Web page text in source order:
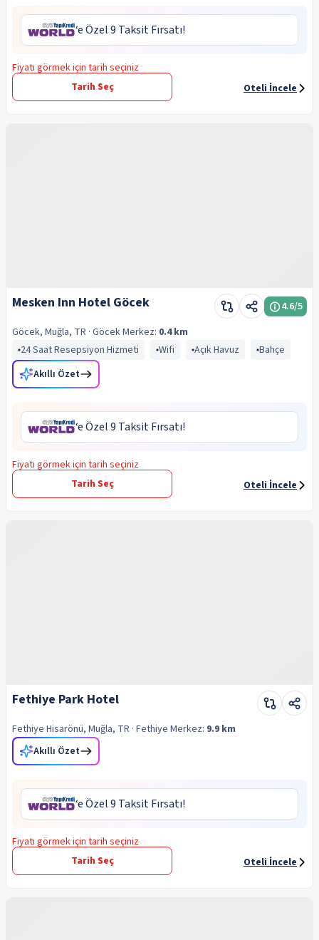
‘e Özel 9 Taksit Fırsatı!
Fiyatı görmek için tarih seçiniz
Tarih Seç
Oteli İncele
Mesken Inn Hotel Göcek 4.6/5
Göcek, Muğla, TR · GöcekMerkez: 0.4 km
24 Saat Resepsiyon Hizmeti
Wifi Açık Havuz
Bahçe
Akıllı Özet
‘e Özel 9 Taksit Fırsatı!
Fiyatı görmek için tarih seçiniz
Tarih Seç
Oteli İncele
Fethiye Park Hotel
Fethiye Hisarönü, Muğla, TR · Fethiye Merkez: 9.9 km
Akıllı Özet
‘e Özel 9 Taksit Fırsatı!
Fiyatı görmek için tarih seçiniz
Tarih Seç
Oteli İncele